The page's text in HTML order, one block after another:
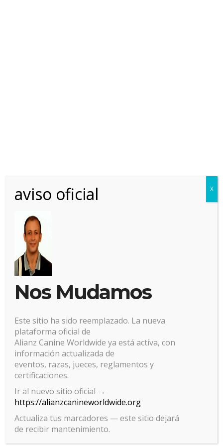
Gestionar el consentimiento
deja una respuesta
Lo siento, debes estar conectado para publicar un
comentario.
aviso oficial
Nos Mudamos
Este sitio ha sido reemplazado. La nueva
plataforma oficial de
Alianz Canine Worldwide ya está activa, con
información actualizada de
eventos, razas, jueces, reglamentos y
certificaciones.
Ir al nuevo sitio oficial →
https://alianzcanineworldwide.org
Actualiza tus marcadores — este sitio dejará
de recibir mantenimiento.
X